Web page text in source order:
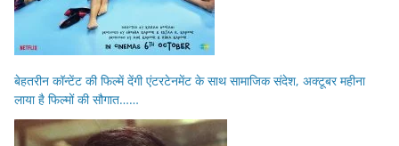
बेहतरीन कॉन्टेंट की फिल्में देंगी एंटरटेनमेंट के साथ सामाजिक संदेश, अक्टूबर महीना
लाया है फिल्मों की सौगात……